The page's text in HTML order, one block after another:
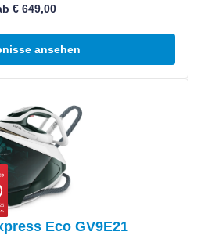
€ 649,00
ansehen
Eco GV9E21